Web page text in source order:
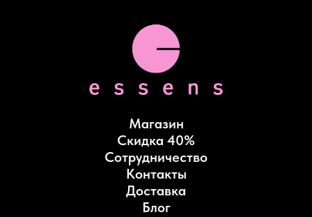
Магазин
Скидка 40%
Сотрудничество
Контакты
Доставка
Блог